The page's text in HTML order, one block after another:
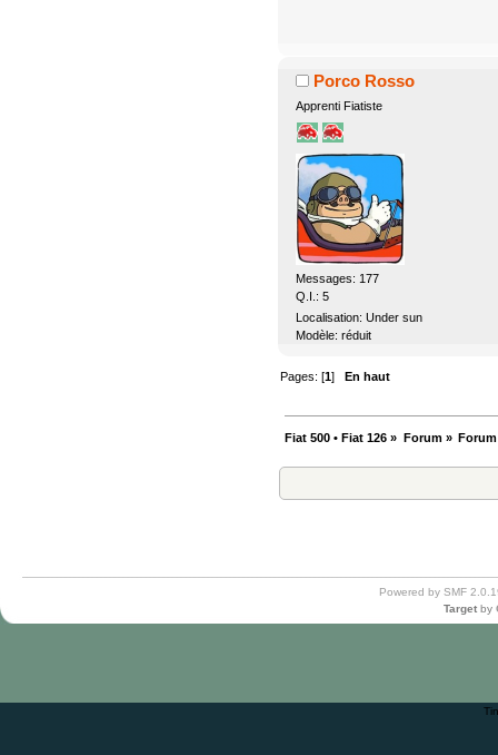
Porco Rosso
Apprenti Fiatiste
Messages: 177
Q.I.: 5
Localisation: Under sun
Modèle: réduit
Pages: [1] En haut
Fiat 500 • Fiat 126 » Forum»
Powered by SMF
Target by